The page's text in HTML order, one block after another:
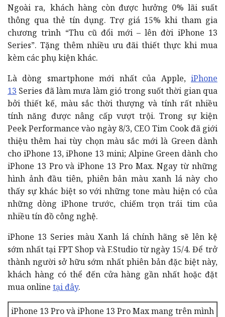
Ngoài ra, khách hàng còn được hưởng 0% lãi suất
thông qua thẻ tín dụng. Trợ giá 15% khi tham gia
chương trình “Thu cũ đổi mới – lên đời iPhone 13
Series”. Tặng thêm nhiều ưu đãi thiết thực khi mua
kèm các phụ kiện khác.
Là dòng smartphone mới nhất của Apple, iPhone
13 Series đã làm mưa làm gió trong suốt thời gian qua
bởi thiết kế, màu sắc thời thượng và tính rất nhiều
tính năng được nâng cấp vượt trội. Trong sự kiện
Peek Performance vào ngày 8/3, CEO Tim Cook đã giới
thiệu thêm hai tùy chọn màu sắc mới là Green dành
cho iPhone 13, iPhone 13 mini; Alpine Green dành cho
iPhone 13 Pro và iPhone 13 Pro Max. Ngay từ những
hình ảnh đầu tiên, phiên bản màu xanh lá này cho
thấy sự khác biệt so với những tone màu hiện có của
những dòng iPhone trước, chiếm trọn trái tim của
nhiều tín đồ công nghệ.
iPhone 13 Series màu Xanh lá chính hãng sẽ lên kệ
sớm nhất tại FPT Shop và F.Studio từ ngày 15/4. Để trở
thành người sở hữu sớm nhất phiên bản đặc biệt này,
khách hàng có thể đến cửa hàng gần nhất hoặc đặt
mua online tại đây.
iPhone 13 Pro và iPhone 13 Pro Max mang trên mình